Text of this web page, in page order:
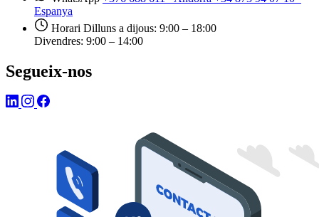
Espanya
Horari Dilluns a dijous: 9:00 – 18:00
Divendres: 9:00 – 14:00
Segueix-nos